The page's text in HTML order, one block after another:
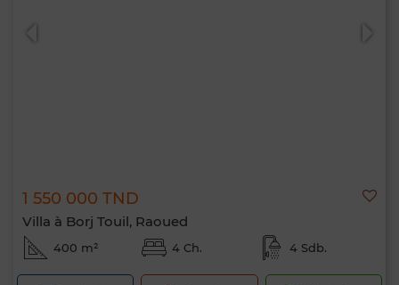
1 550 000 TND
Villa à Borj Touil, Raoued
400 m² 4 Ch. 4 Sdb.